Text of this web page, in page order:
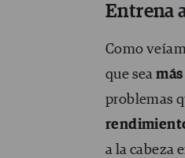
Entrena
Como
que sea
problemas
a la cabeza